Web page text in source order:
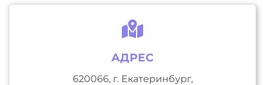
АДРЕС
620066, г. Екатеринбург,